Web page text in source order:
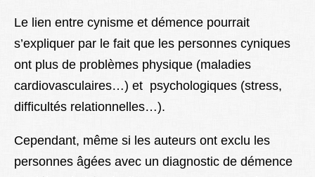
Le lien entre cynisme et démence pourrait
s’expliquer par le fait que les personnes cyniques
ont plus de problèmes physique (maladies
cardiovasculaires…) et psychologiques (stress,
difficultés relationnelles…).
Cependant, même si les auteurs ont exclu les
personnes âgées avec un diagnostic de démence